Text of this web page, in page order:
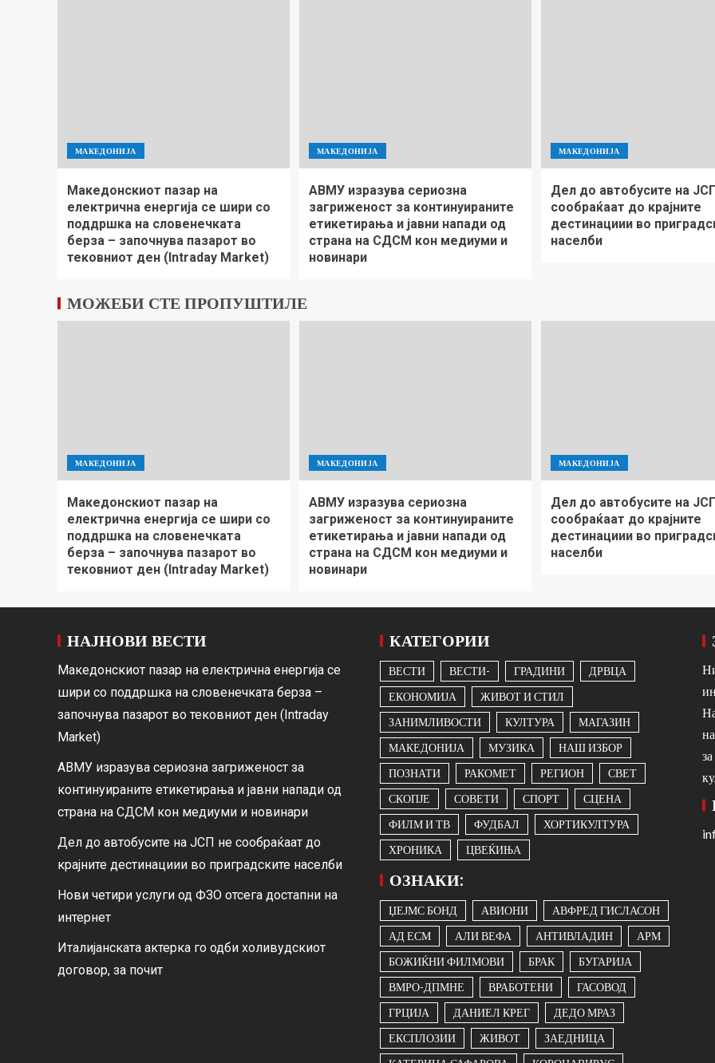
МАКЕДОНИЈА
Македонскиот пазар на
електрична енергија се шири со
поддршка на словенечката
берза – започнува пазарот во
тековниот ден (Intraday Market)
МАКЕДОНИЈА
АВМУ изразува сериозна
загриженост за континуираните
етикетирања и јавни напади од
страна на СДСМ кон медиуми и
новинари
МАКЕДОНИЈА
Дел до автобусите на
сообраќаат до крајните
дестинациии во
населби
МОЖЕБИ СТЕ ПРОПУШТИЛЕ
МАКЕДОНИЈА
Македонскиот пазар на
електрична енергија се шири со
поддршка на словенечката
берза – започнува пазарот во
тековниот ден (Intraday Market)
МАКЕДОНИЈА
АВМУ изразува сериозна
загриженост за континуираните
етикетирања и јавни напади од
страна на СДСМ кон медиуми и
новинари
МАКЕДОНИЈА
Дел до автобусите на
сообраќаат до крајните
дестинациии во
населби
НАЈНОВИ ВЕСТИ
Македонскиот пазар на електрична енергија се
шири со поддршка на словенечката берза –
започнува пазарот во тековниот ден (Intraday
Market)
АВМУ изразува сериозна загриженост за
континуираните етикетирања и јавни напади од
страна на СДСМ кон медиуми и новинари
Дел до автобусите на ЈСП не сообраќаат до
крајните дестинациии во приградските населби
Нови четири услуги од ФЗО отсега достапни на
интернет
Италијанската актерка го одби холивудскиот
договор, за почит
КАТЕГОРИИ
ВЕСТИ ВЕСТИ- ГРАДИНИ
ДРВЦА
ЕКОНОМИЈА
ЖИВОТ И СТИЛ
ЗАНИМЛИВОСТИ
КУЛТУРА
МАГАЗИН
МАКЕДОНИЈА
МУЗИКА
НАШ ИЗБОР
ПОЗНАТИ
РАКОМЕТ РЕГИОН
СВЕТ
СКОПЈЕ
СОВЕТИ СПОРТ
СЦЕНА
ФИЛМ И ТВ
ФУДБАЛ
ХОРТИКУЛТУРА
ХРОНИКА
ЦВЕЌИЊА
ОЗНАКИ:
ЏЕЈМС БОНД АВИОНИ
АВФРЕД ГИСЛАСОН
АД ЕСМ
АЛИ ВЕФА АНТИВЛАДИН
АРМ
БОЖИЌНИ ФИЛМОВИ
БРАК
БУГАРИЈА
ВМРО-ДПМНЕ
ВРАБОТЕНИ
ГАСОВОД
ГРЦИЈА
ДАНИЕЛ КРЕГ
ДЕДО МРАЗ
ЕКСПЛОЗИИ
ЖИВОТ
ЗАЕДНИЦА